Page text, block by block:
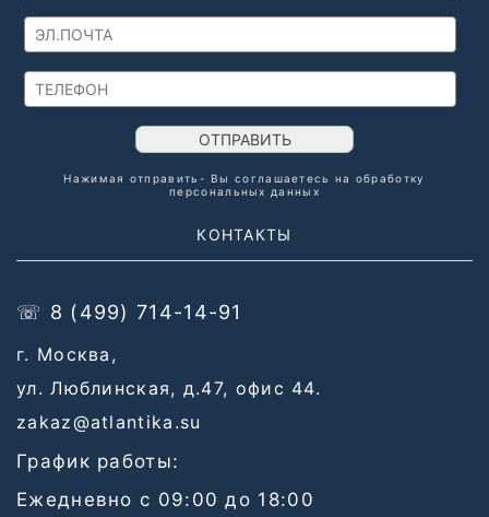
ОТПРАВИТЬ
Нажимая отправить- Вы соглашаетесь на обработку
персональных данных
КОНТАКТЫ
☏ 8 (499) 714-14-91
г. Москва,
ул. Люблинская, д.47, офис 44.
zakaz@atlantika.su
График работы:
Ежедневно с 09:00 до 18:00